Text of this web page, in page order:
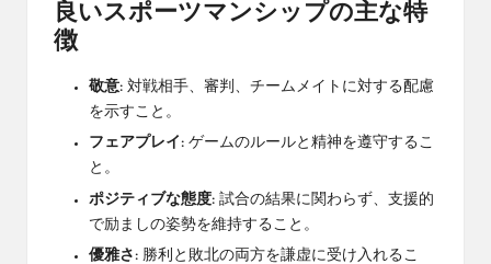
良いスポーツマンシップの主な特
徴
敬意: 対戦相手、審判、チームメイトに対する配慮
を示すこと。
フェアプレイ: ゲームのルールと精神を遵守するこ
と。
ポジティブな態度: 試合の結果に関わらず、支援的
で励ましの姿勢を維持すること。
優雅さ: 勝利と敗北の両方を謙虚に受け入れるこ